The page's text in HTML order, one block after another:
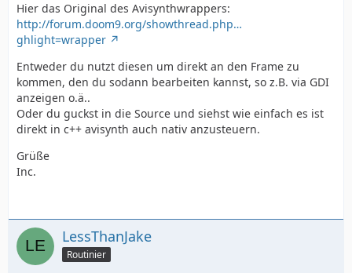
Hier das Original des Avisynthwrappers:
http://forum.doom9.org/showthread.php…
ghlight=wrapper
Entweder du nutzt diesen um direkt an den Frame zu
kommen, den du sodann bearbeiten kannst, so z.B. via GDI
anzeigen o.ä..
Oder du guckst in die Source und siehst wie einfach es ist
direkt in c++ avisynth auch nativ anzusteuern.
Grüße
Inc.
LessThanJake
Routinier